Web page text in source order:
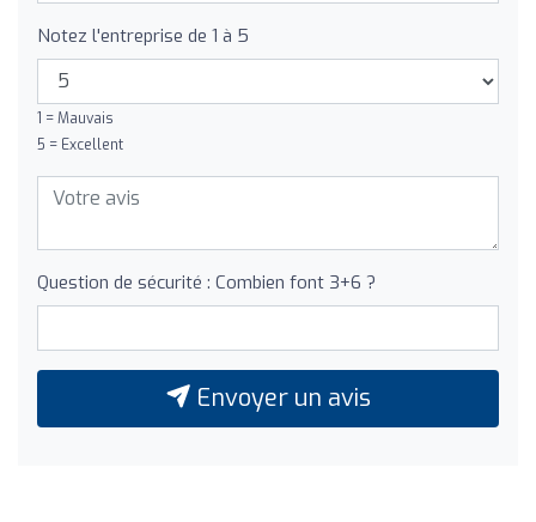
Notez l'entreprise de 1 à 5
1 = Mauvais
5 = Excellent
Question de sécurité : Combien font 3+6 ?
Envoyer un avis